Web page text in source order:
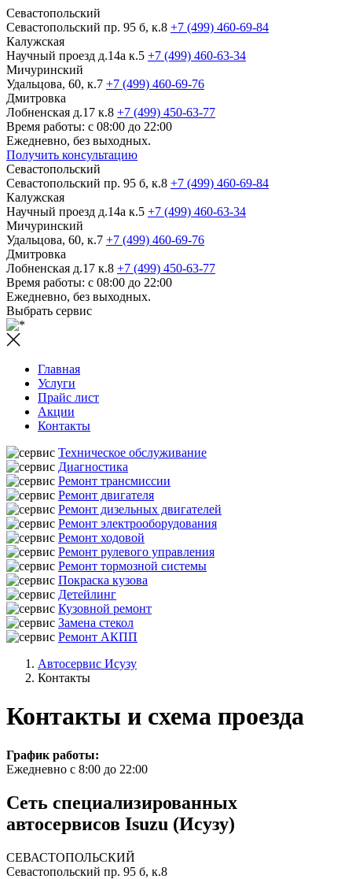
Севастопольский
Севастопольский пр. 95 б, к.8 +7 (499) 460-69-84
Калужская
Научный проезд д.14а к.5 +7 (499) 460-63-34
Мичуринский
Удальцова, 60, к.7 +7 (499) 460-69-76
Дмитровка
Лобненская д.17 к.8 +7 (499) 450-63-77
Время работы: с 08:00 до 22:00
Ежедневно, без выходных.
Получить консультацию
Севастопольский
Севастопольский пр. 95 б, к.8 +7 (499) 460-69-84
Калужская
Научный проезд д.14а к.5 +7 (499) 460-63-34
Мичуринский
Удальцова, 60, к.7 +7 (499) 460-69-76
Дмитровка
Лобненская д.17 к.8 +7 (499) 450-63-77
Время работы: с 08:00 до 22:00
Ежедневно, без выходных.
Выбрать сервис
Главная
Услуги
Прайс лист
Акции
Контакты
Техническое обслуживание
Диагностика
Ремонт трансмиссии
Ремонт двигателя
Ремонт дизельных двигателей
Ремонт электрооборудования
Ремонт ходовой
Ремонт рулевого управления
Ремонт тормозной системы
Покраска кузова
Детейлинг
Кузовной ремонт
Замена стекол
Ремонт АКПП
Автосервис Исузу
Контакты
Контакты и схема проезда
График работы:
Ежедневно с 8:00 до 22:00
Сеть специализированных
автосервисов Isuzu (Исузу)
СЕВАСТОПОЛЬСКИЙ
Севастопольский пр. 95 б, к.8